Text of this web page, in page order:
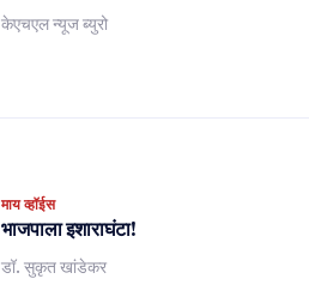
केएचएल न्यूज ब्युरो
माय व्हॉईस
भाजपाला इशाराघंटा!
डॉ. सुकृत खांडेकर